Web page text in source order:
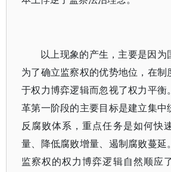
以上现象的产生，主要是因为
为了确立监察权的优势地位，在制
于权力博弈逻辑而忽视了权力平衡
革第一阶段的主要目标是建立集中
反腐败体系，重点任务是如何快
量、降低腐败增量、遏制腐败蔓延
监察权的权力博弈逻辑自然顺应